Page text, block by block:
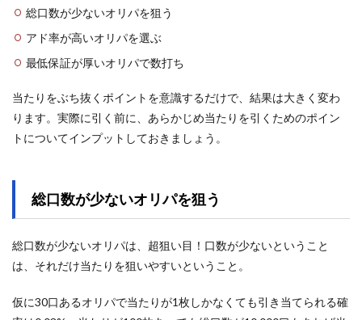
総口数が少ないオリパを狙う
アド率が高いオリパを選ぶ
最低保証が厚いオリパで数打ち
当たりをぶち抜くポイントを意識するだけで、結果は大きく変わ
ります。実際に引く前に、あらかじめ当たりを引くためのポイン
トについてインプットしておきましょう。
総口数が少ないオリパを狙う
総口数が少ないオリパは、超狙い目！口数が少ないということ
は、それだけ当たりを狙いやすいということ。
仮に30口あるオリパで当たりが1枚しかなくても引き当てられる確